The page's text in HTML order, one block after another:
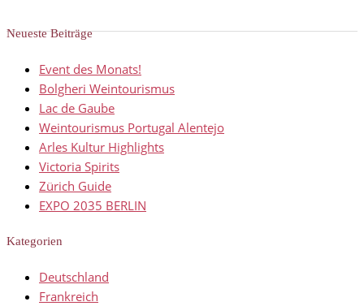
Neueste Beiträge
Event des Monats!
Bolgheri Weintourismus
Lac de Gaube
Weintourismus Portugal Alentejo
Arles Kultur Highlights
Victoria Spirits
Zürich Guide
EXPO 2035 BERLIN
Kategorien
Deutschland
Frankreich